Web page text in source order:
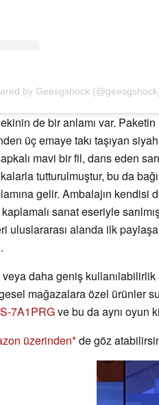
by Geesgshock
de bir anlamı var. Paketin
üç emaye takı taşıyan
mavi bir fil, dans eden
tutturulmuştur, bu da
gelir. Ambalajın kendisi
sanat eseriyle
uluslararası alanda ilk
daha geniş kullanılabilirlik
mağazalara özel ürünler
7A1PRGve bu da aynı oyun
üzerinden de göz